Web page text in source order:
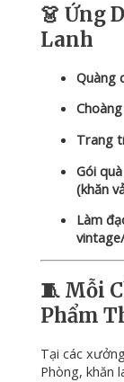
👗Ứng
Lanh
Quàng
Trang
Gói
(khăn
Làm
🧵 Mỗi
Phẩm
Tạicác
Phòng,khăn